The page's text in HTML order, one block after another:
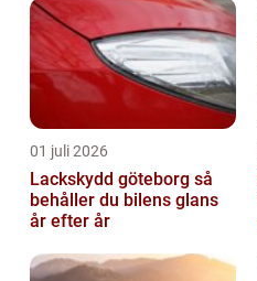
01 juli 2026
Lackskydd göteborg så
behåller du bilens glans
år efter år